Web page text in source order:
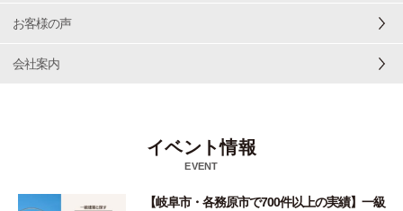
お客様の声
会社案内
イベント情報
EVENT
【岐阜市・各務原市で700件以上の実績】一級